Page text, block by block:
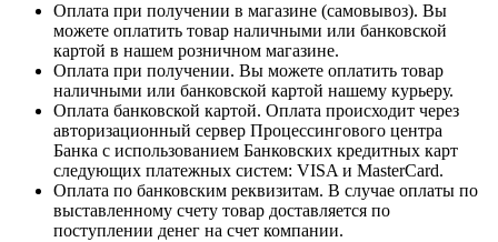
Оплата при получении в магазине (самовывоз). Вы
можете оплатить товар наличными или банковской
картой в нашем розничном магазине.
Оплата при получении. Вы можете оплатить товар
наличными или банковской картой нашему курьеру.
Оплата банковской картой. Оплата происходит через
авторизационный сервер Процессингового центра
Банка с использованием Банковских кредитных карт
следующих платежных систем: VISA и MasterCard.
Оплата по банковским реквизитам. В случае оплаты по
выставленному счету товар доставляется по
поступлении денег на счет компании.